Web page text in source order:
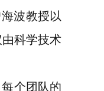
波教授以
科学技术
个团队的